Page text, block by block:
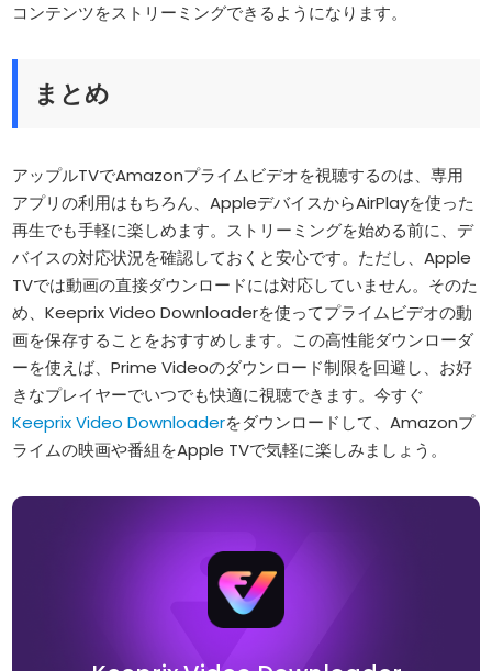
コンテンツをストリーミングできるようになります。
まとめ
アップルTVでAmazonプライムビデオを視聴するのは、専用
アプリの利用はもちろん、AppleデバイスからAirPlayを使った
再生でも手軽に楽しめます。ストリーミングを始める前に、デ
バイスの対応状況を確認しておくと安心です。ただし、Apple
TVでは動画の直接ダウンロードには対応していません。そのた
め、Keeprix Video Downloaderを使ってプライムビデオの動
画を保存することをおすすめします。この高性能ダウンローダ
ーを使えば、Prime Videoのダウンロード制限を回避し、お好
きなプレイヤーでいつでも快適に視聴できます。今すぐ
Keeprix Video Downloaderをダウンロードして、Amazonプ
ライムの映画や番組をApple TVで気軽に楽しみましょう。